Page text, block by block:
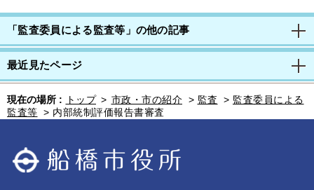
「監査委員による監査等」の他の記事
最近見たページ
現在の場所 : トップ > 市政・市の紹介 > 監査 > 監査委員による
監査等 > 内部統制評価報告書審査